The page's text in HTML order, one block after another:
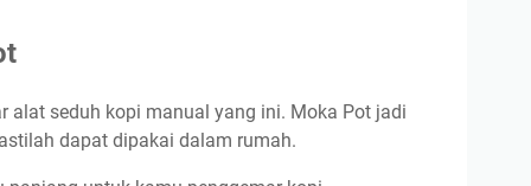
alat seduh kopi manual yang ini. Moka Pot jadi
dapat dipakai dalam rumah.